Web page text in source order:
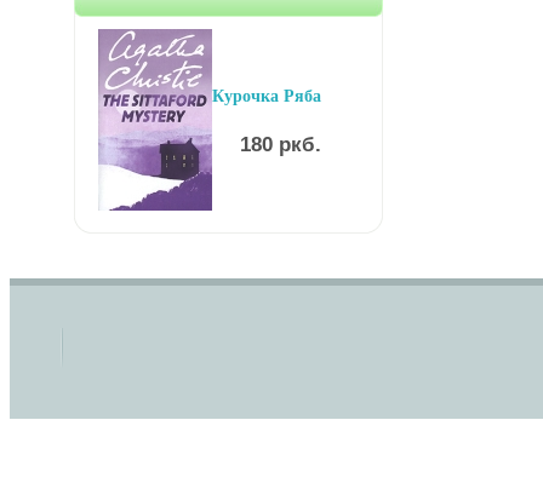
Курочка Ряба
180 ркб.